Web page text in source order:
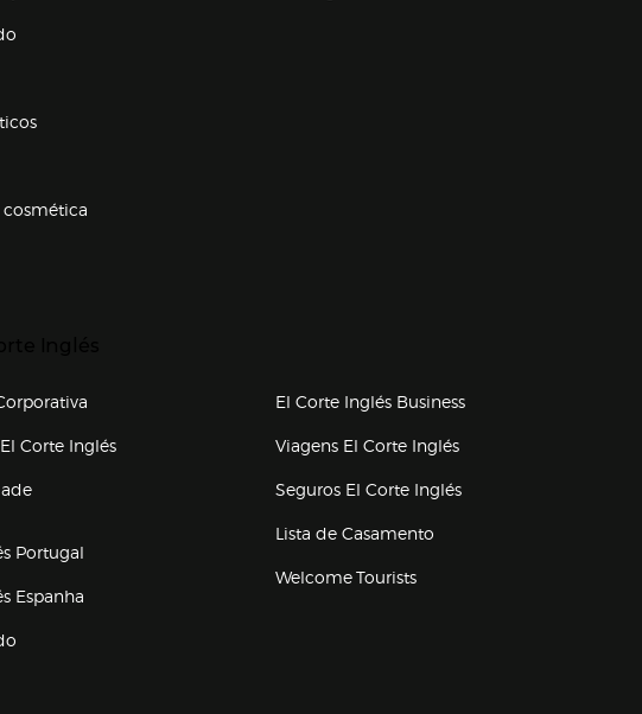
Corte Inglés(abre en nueva ventana)
Portugal
Espanha
El Corte Inglés Business
Viagens El Corte Inglés(abre en nueva ventana)
Seguros El Corte Inglés(abre en nueva ventana)
Lista de Casamento
Welcome Tourists